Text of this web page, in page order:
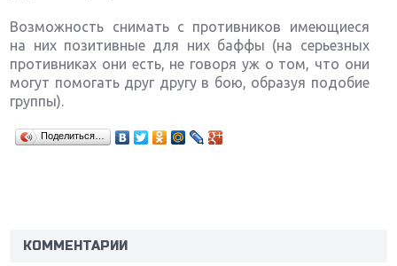
Возможность снимать с противников имеющиеся
на них позитивные для них баффы (на серьезных
противниках они есть, не говоря уж о том, что они
могут помогать друг другу в бою, образуя подобие
группы).
Поделиться…
КОММЕНТАРИИ